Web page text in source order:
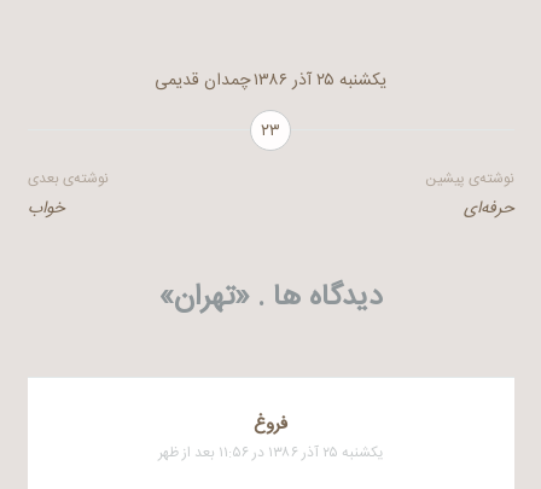
یکشنبه ۲۵ آذر ۱۳۸۶
چمدان قدیمی
۲۳
راهبری
نوشته
نوشته‌ی پیشین
حرفه‌ای
نوشته‌ی بعدی
خواب
دیدگاه ها . «تهران»
فروغ
یکشنبه ۲۵ آذر ۱۳۸۶ در ۱۱:۵۶ بعد از ظهر